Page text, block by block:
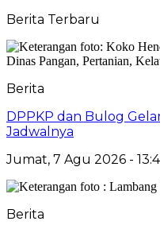
Berita Terbaru
Berita
DPPKP dan Bulog
Jadwalnya
Jumat, 7 Agu 2026 -
Berita